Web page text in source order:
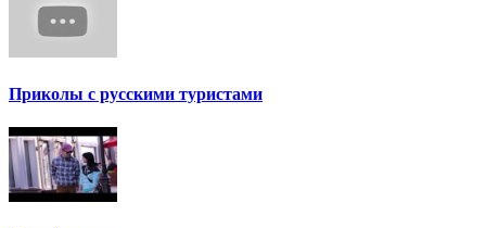
Приколы с русскими туристами